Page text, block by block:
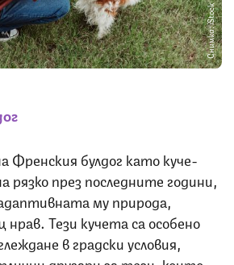
Снимка: iStock
Френския булдог като куче-
рязко през последните години,
му природа,
Тези кучета са особено
в градски условия,